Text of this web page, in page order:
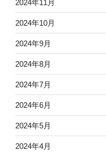
2024年11月
2024年10月
2024年9月
2024年8月
2024年7月
2024年6月
2024年5月
2024年4月